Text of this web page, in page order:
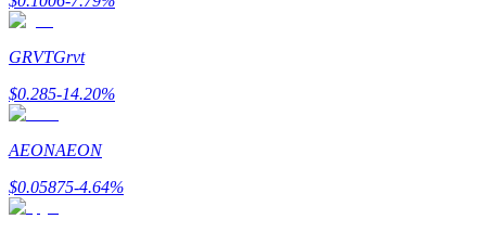
Analiza Big Data, w tym informacje handlowe itp.
GRVTGrvt
$0.285-14.20%
AEONAEON
$0.05875-4.64%